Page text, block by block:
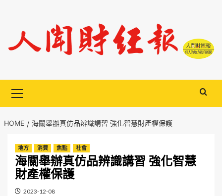
content
Menu
HOME 海關舉辦真仿品辨識講習 強化智慧財產權保護
地方 消費 焦點 社會
海關舉辦真仿品辨識講習 強化智慧
財產權保護
2023-12-08